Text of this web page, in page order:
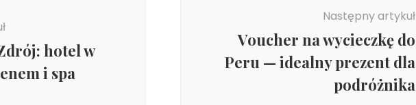
hotel w
i spa
Następny artykuł
Voucher na wycieczkę do
Peru — idealny prezent dla
podróżnika